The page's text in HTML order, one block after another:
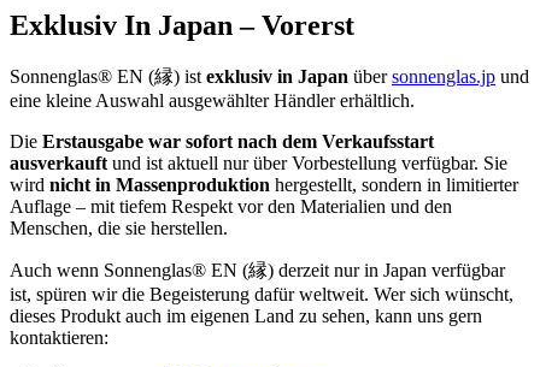
Exklusiv In Japan – Vorerst
Sonnenglas® EN (縁) istexklusiv in Japan übersonnenglas.jp und
eine kleine Auswahl ausgewählter Händler erhältlich.
Die Erstausgabe war sofort nach dem Verkaufsstart
ausverkauftund ist aktuell nur über Vorbestellung verfügbar. Sie
wird nicht in Massenproduktion hergestellt, sondern in limitierter
Auflage – mit tiefem Respekt vor den Materialien und den
Menschen, die sie herstellen.
Auch wenn Sonnenglas® EN (縁) derzeit nur in Japan verfügbar
ist, spüren wir die Begeisterung dafür weltweit. Wer sich wünscht,
dieses Produkt auch im eigenen Land zu sehen, kann uns gern
kontaktieren: